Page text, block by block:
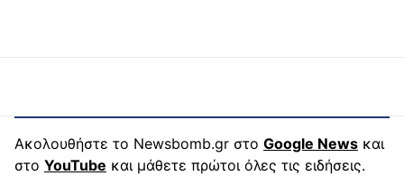
Ακολουθήστε το Newsbomb.gr στο Google News και
στο YouTube και μάθετε πρώτοι όλες τις ειδήσεις.